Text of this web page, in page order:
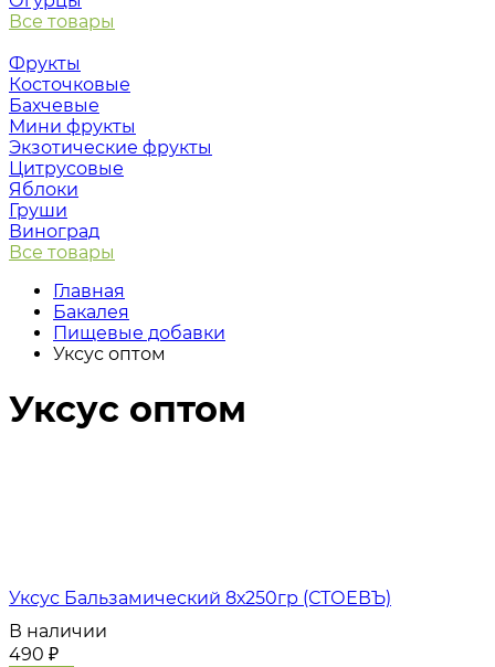
Все товары
Фрукты
Косточковые
Бахчевые
Мини фрукты
Экзотические фрукты
Цитрусовые
Яблоки
Груши
Виноград
Все товары
Главная
Бакалея
Пищевые добавки
Уксус оптом
Уксус оптом
Уксус Бальзамический 8х250гр (СТОЕВЪ)
В наличии
490 ₽